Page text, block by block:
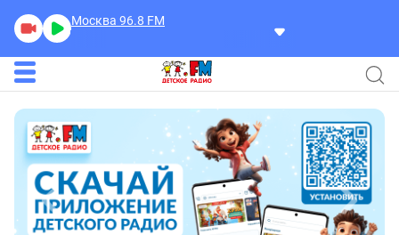
Москва 96.8 FM